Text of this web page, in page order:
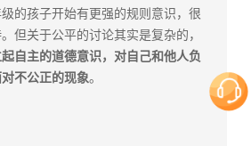
的孩子开始有更强的规则意识，很
但关于公平的讨论其实是复杂的，
自主的道德意识，对自己和他人负
不公正的现象。